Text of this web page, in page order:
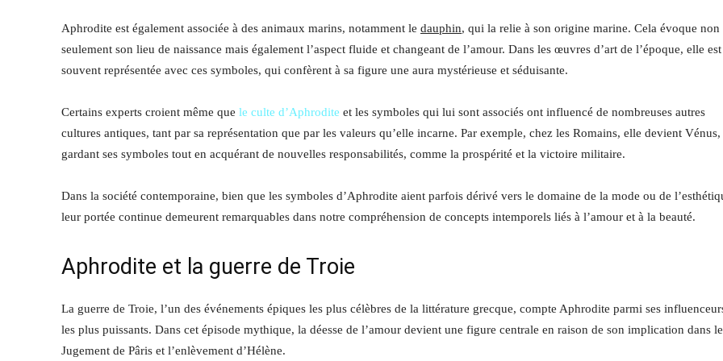
Aphrodite est également associée à des animaux marins, notamment le dauphin, qui la relie à son origine marine. Cela évoque non
seulement son lieu de naissance mais également l’aspect fluide et changeant de l’amour. Dans les œuvres d’art de l’époque, elle est
souvent représentée avec ces symboles, qui confèrent à sa figure une aura mystérieuse et séduisante.
Certains experts croient même que le culte d’Aphrodite et les symboles qui lui sont associés ont influencé de nombreuses autres
cultures antiques, tant par sa représentation que par les valeurs qu’elle incarne. Par exemple, chez les Romains, elle devient Vénus,
gardant ses symboles tout en acquérant de nouvelles responsabilités, comme la prospérité et la victoire militaire.
Dans la société contemporaine, bien que les symboles d’Aphrodite aient parfois dérivé vers le domaine de la mode ou de
leur portée continue demeurent remarquables dans notre compréhension de concepts intemporels liés à l’amour et à la beauté.
Aphrodite et la guerre de Troie
La guerre de Troie, l’un des événements épiques les plus célèbres de la littérature grecque, compte Aphrodite parmi ses
les plus puissants. Dans cet épisode mythique, la déesse de l’amour devient une figure centrale en raison de son implication dans le
Jugement de Pâris et l’enlèvement d’Hélène.